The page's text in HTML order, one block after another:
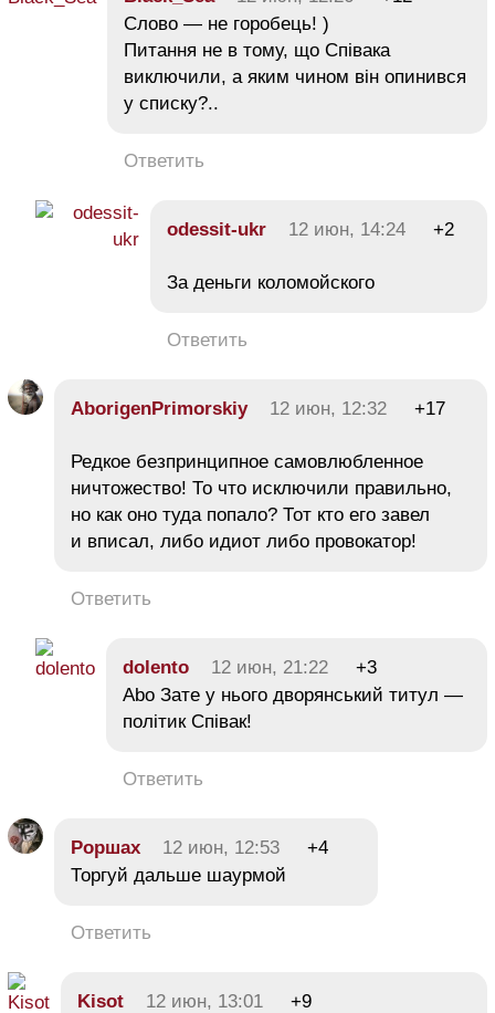
Слово — не горобець! )
Питання не в тому, що Співака
виключили, а яким чином він опинився
у списку?..
Ответить
odessit-ukr 12 июн, 14:24 +2
За деньги коломойского
Ответить
AborigenPrimorskiy 12 июн, 12:32 +17
Редкое безпринципное самовлюбленное
ничтожество! То что исключили правильно,
но как оно туда попало? Тот кто его завел
и вписал, либо идиот либо провокатор!
Ответить
dolento 12 июн, 21:22
+3
Abo Зате у нього дворянський титул —
політик Співак!
Ответить
Роршах 12 июн, 12:53
+4
Торгуй дальше шаурмой
Ответить
Kisot 12 июн, 13:01
+9